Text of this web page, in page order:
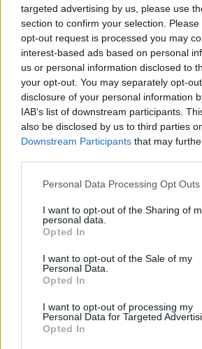
targeted advertising by us, please use
section to confirm your selection.
opt-out request is processed you may
interest-based ads based on personal
us or personal information disclosed to
your opt-out. You may separately opt-
disclosure of your personal information
IAB’s list of downstream participants.
also be disclosed by us to third parties
Downstream Participants that may
Personal Data Processing Opt Outs
I want to opt-out of the Sharing of
personal data.
Opted In
I want to opt-out of the Sale of my
Personal Data.
Opted In
I want to opt-out of processing my
Personal Data for Targeted
Opted In
Λινό φόρεμα/ Δείτε εδώ